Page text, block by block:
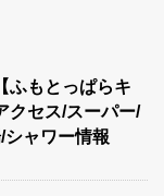
ふもとっぱらキ
クセス/スーパー/
シャワー情報